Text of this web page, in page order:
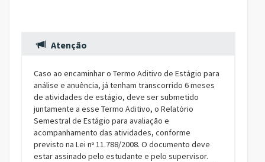
Atenção
Caso ao encaminhar o Termo Aditivo de Estágio para
análise e anuência, já tenham transcorrido 6 meses
de atividades de estágio, deve ser submetido
juntamente a esse Termo Aditivo, o Relatório
Semestral de Estágio para avaliação e
acompanhamento das atividades, conforme
previsto na Lei nº 11.788/2008. O documento deve
estar assinado pelo estudante e pelo supervisor.